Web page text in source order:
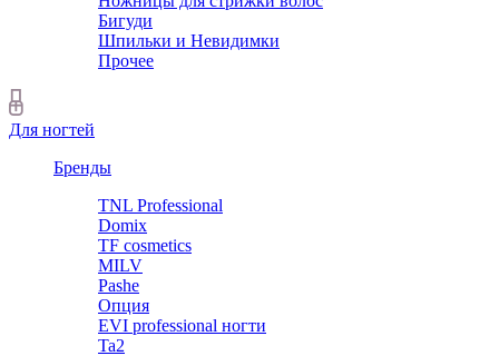
Бигуди
Шпильки и Невидимки
Прочее
Для ногтей
Бренды
TNL Professional
Domix
TF cosmetics
MILV
Pashe
Опция
EVI professional ногти
Ta2